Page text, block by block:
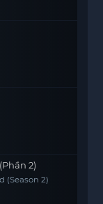
2)
(Season 2)